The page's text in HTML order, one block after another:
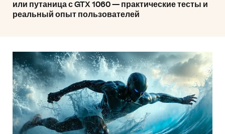
или путаница с GTX 1060 — практические тесты и
реальный опыт пользователей